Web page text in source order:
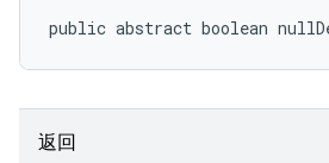
public abstract boolean
返回